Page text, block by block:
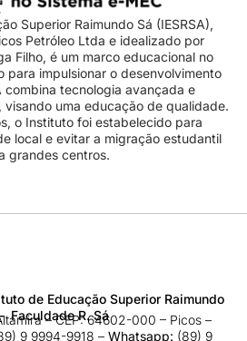
Superior Raimundo Sá (IESRSA),
Petróleo Ltda e idealizado por
Filho, é um marco educacional no
para impulsionar o desenvolvimento
combina tecnologia avançada e
uma educação de qualidade.
o Instituto foi estabelecido para
local e evitar a migração estudantil
grandes centros.
de Educação Superior Raimundo
Faculdade R. Sá
– CEP: 64602-000 – Picos –
9 9994-9918​ – Whatsapp: (89) 9